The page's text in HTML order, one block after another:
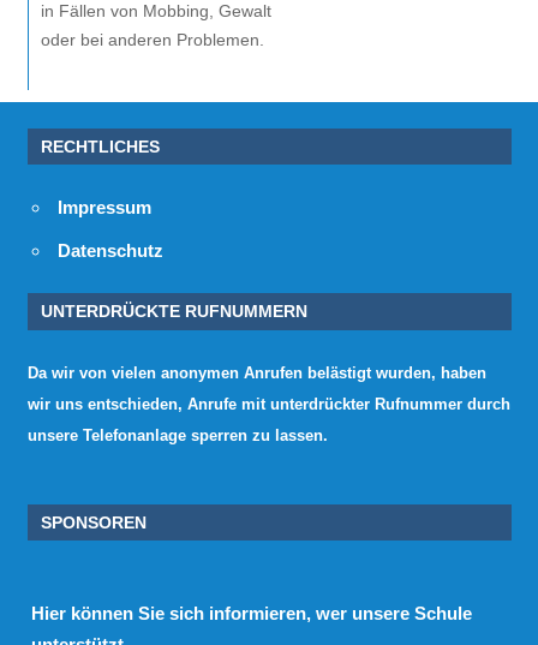
in Fällen von Mobbing, Gewalt
oder bei anderen Problemen.
RECHTLICHES
Impressum
Datenschutz
UNTERDRÜCKTE RUFNUMMERN
Da wir von vielen anonymen Anrufen belästigt wurden, haben
wir uns entschieden, Anrufe mit unterdrückter Rufnummer durch
unsere Telefonanlage sperren zu lassen.
SPONSOREN
Hier können Sie sich informieren, wer unsere Schule